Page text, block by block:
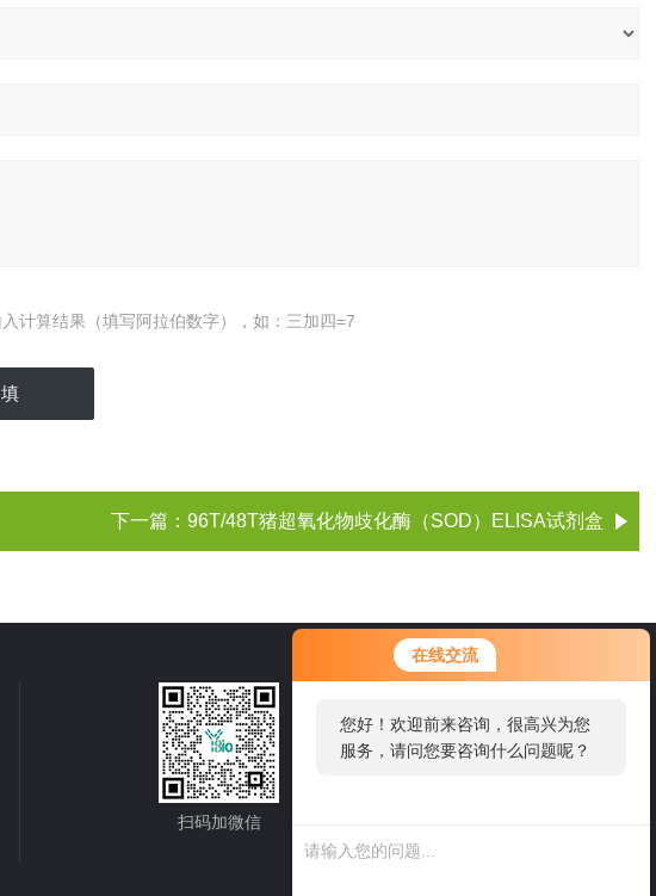
在线交流
您好！欢迎前来咨询，很高兴为您
服务，请问您要咨询什么问题呢？
您好，看您停留很久了，是否找到
了需求产品，您可以直接在线与我
计算结果（填写阿拉伯数字），如：三加四=7
下一篇： 96T/48T猪超氧化物歧化酶（SOD）ELISA试剂盒
扫码加微信
021-60514606
邮箱：sale1@shybsw.net